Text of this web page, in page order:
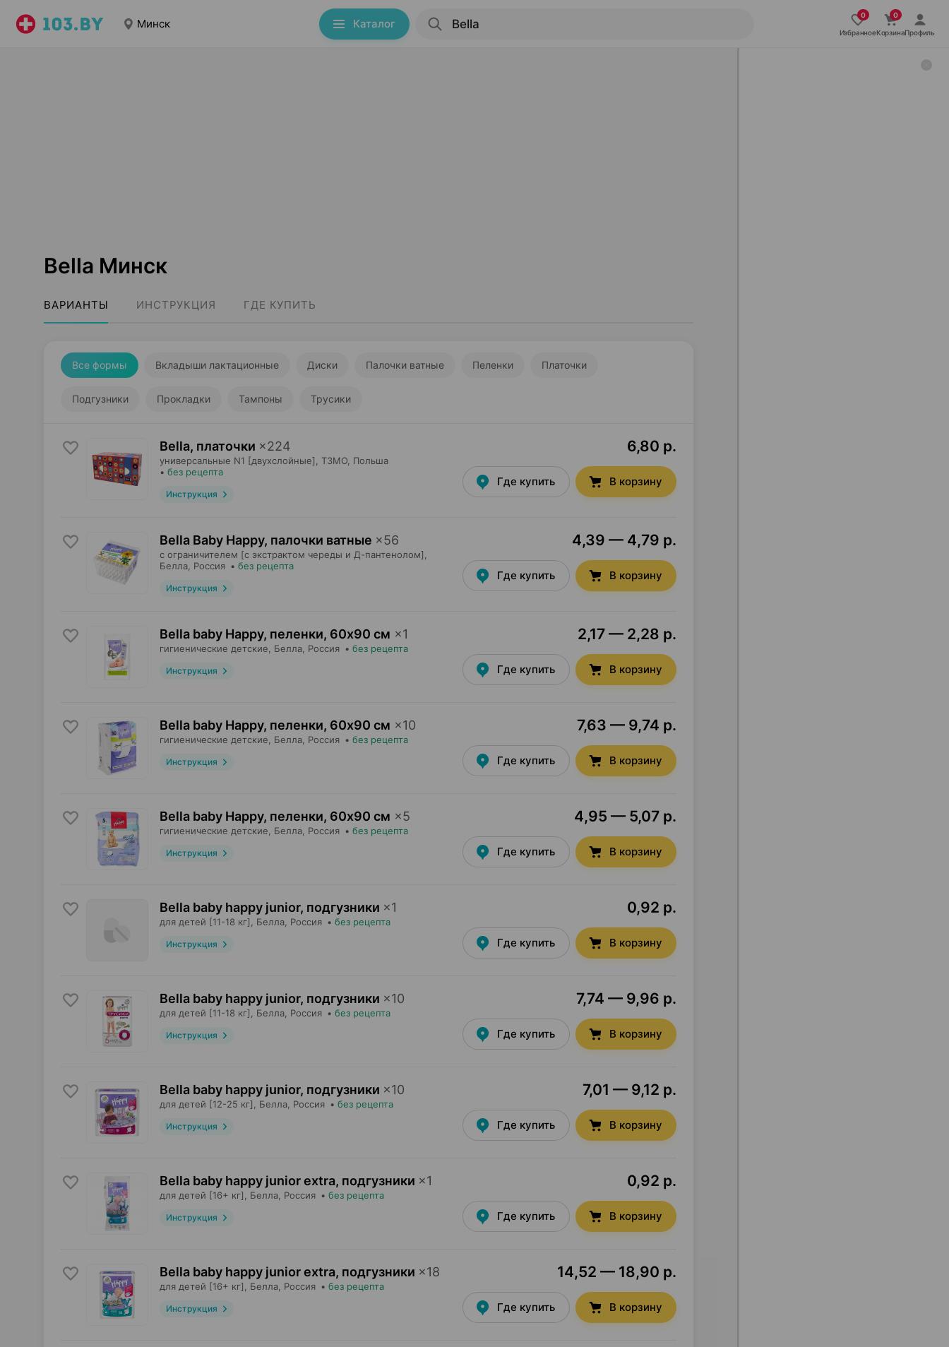
Минск Каталог
ИзбранноеКорзинаПрофиль
Bella Минск
ВАРИАНТЫ ИНСТРУКЦИЯ ГДЕ КУПИТЬ
Все формы Вкладыши лактационные Диски Палочки ватные Пеленки Платочки
Подгузники Прокладки Тампоны Трусики
Bella, платочки ×224
универсальные N1 [двухслойные], ТЗМО , Польша
• без рецепта
Инструкция
6,80 р.
Где купить В корзину
Bella Baby Happy, палочки ватные ×56
с ограничителем [с экстрактом череды и Д-пантенолом],
Белла , Россия • без рецепта
Инструкция
4,39 — 4,79 р.
Где купить В корзину
Bella baby Happy, пеленки, 60х90 см ×1
гигиенические детские, Белла , Россия • без рецепта
Инструкция
2,17 — 2,28 р.
Где купить В корзину
Bella baby Happy, пеленки, 60х90 см ×10
гигиенические детские, Белла , Россия • без рецепта
Инструкция
7,63 — 9,74 р.
Где купить В корзину
Bella baby Happy, пеленки, 60х90 см ×5
гигиенические детские, Белла , Россия • без рецепта
Инструкция
4,95 — 5,07 р.
Где купить В корзину
Bella baby happy junior, подгузники ×1
для детей [11-18 кг], Белла , Россия • без рецепта
Инструкция
0,92 р.
Где купить В корзину
Bella baby happy junior, подгузники ×10
для детей [11-18 кг], Белла , Россия • без рецепта
Инструкция
7,74 — 9,96 р.
Где купить В корзину
Bella baby happy junior, подгузники ×10
для детей [12-25 кг], Белла , Россия • без рецепта
Инструкция
7,01 — 9,12 р.
Где купить В корзину
Bella baby happy junior extra, подгузники ×1
для детей [16+ кг], Белла , Россия • без рецепта
Инструкция
0,92 р.
Где купить В корзину
Bella baby happy junior extra, подгузники ×18
для детей [16+ кг], Белла , Россия • без рецепта
Инструкция
14,52 — 18,90 р.
Где купить В корзину